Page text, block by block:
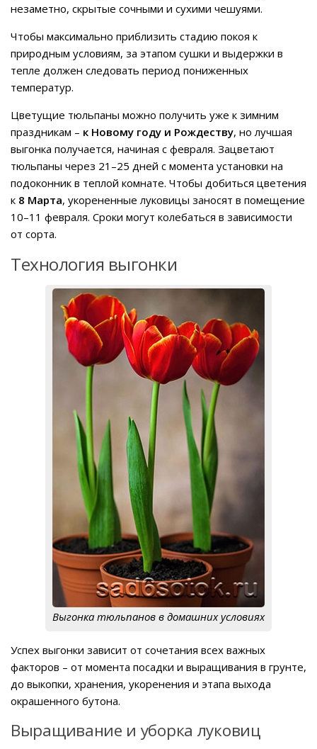
незаметно, скрытые сочными и сухими чешуями.
Чтобы максимально приблизить стадию покоя к
природным условиям, за этапом сушки и выдержки в
тепле должен следовать период пониженных
температур.
Цветущие тюльпаны можно получить уже к зимним
праздникам – к Новому году и Рождеству, но лучшая
выгонка получается, начиная с февраля. Зацветают
тюльпаны через 21–25 дней с момента установки на
подоконник в теплой комнате. Чтобы добиться цветения
к 8 Марта, укорененные луковицы заносят в помещение
10–11 февраля. Сроки могут колебаться в зависимости
от сорта.
Технология выгонки
Выгонка тюльпанов в домашних условиях
Успех выгонки зависит от сочетания всех важных
факторов – от момента посадки и выращивания в грунте,
до выкопки, хранения, укоренения и этапа выхода
окрашенного бутона.
Выращивание и уборка луковиц